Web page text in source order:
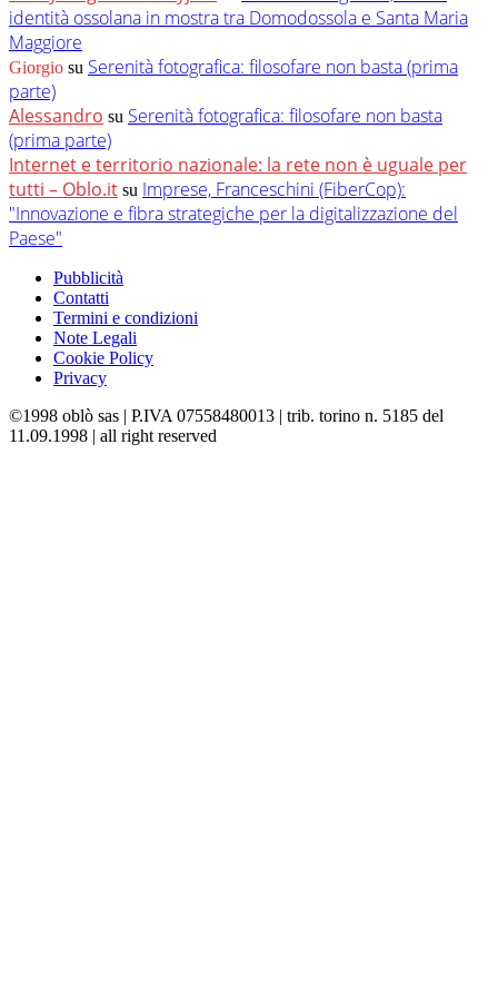
identità ossolana in mostra tra Domodossola e Santa Maria
Maggiore
Giorgio su Serenità fotografica: filosofare non basta (prima
parte)
Alessandro su Serenità fotografica: filosofare non basta
(prima parte)
Internet e territorio nazionale: la rete non è uguale per
tutti – Oblo.it su Imprese, Franceschini (FiberCop):
"Innovazione e fibra strategiche per la digitalizzazione del
Paese"
Pubblicità
Contatti
Termini e condizioni
Note Legali
Cookie Policy
Privacy
©1998 oblò sas | P.IVA 07558480013 | trib. torino n. 5185 del
11.09.1998 | all right reserved